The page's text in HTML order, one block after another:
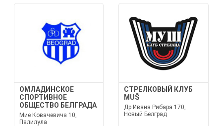
ОМЛАДИНСКОЕ
СПОРТИВНОЕ
ОБЩЕСТВО БЕЛГРАДА
Мие Ковачевича 10,
Палилула
СТРЕЛКОВЫЙ КЛУБ
MUŠ
Др Ивана Рибара 170,
Новый Белград